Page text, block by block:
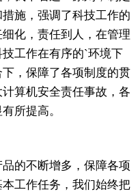
施，强调了科技工作的
化，责任到人，在管理
工作在有序的`环境下
，保障了各项制度的贯
算机安全责任事故，各
所提高。
的不断增多，保障各项
工作任务，我们始终把